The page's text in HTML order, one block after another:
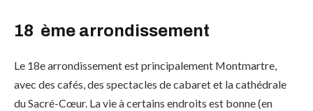
18 ème arrondissement
Le 18e arrondissement est principalement Montmartre,
avec des cafés, des spectacles de cabaret et la cathédrale
du Sacré-Cœur. La vie à certains endroits est bonne (en